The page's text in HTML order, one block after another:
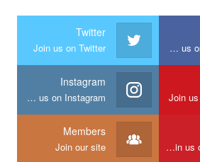
Join us on Facebook
Twitter
Join us on Twitter
Join
Instagram
Join us on Instagram
Join us on Pinterest
Members
Join our site